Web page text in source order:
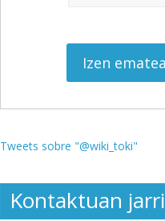
Tweets sobre "@wiki_toki"
Kontaktuan jarri